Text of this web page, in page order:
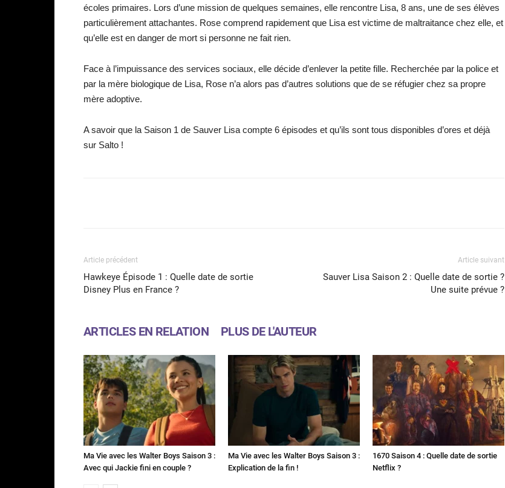
écoles primaires. Lors d’une mission de quelques semaines, elle rencontre Lisa, 8 ans, une de ses élèves
particulièrement attachantes. Rose comprend rapidement que Lisa est victime de maltraitance chez elle, et
qu’elle est en danger de mort si personne ne fait rien.
Face à l’impuissance des services sociaux, elle décide d’enlever la petite fille. Recherchée par la police et
par la mère biologique de Lisa, Rose n’a alors pas d’autres solutions que de se réfugier chez sa propre
mère adoptive.
A savoir que la Saison 1 de Sauver Lisa compte 6 épisodes et qu’ils sont tous disponibles d’ores et déjà
sur Salto !
Article précédent
Hawkeye Épisode 1 : Quelle date de sortie
Disney Plus en France ?
Article suivant
Sauver Lisa Saison 2 : Quelle date de sortie ?
Une suite prévue ?
ARTICLES EN RELATION PLUS DE L'AUTEUR
Ma Vie avec les Walter Boys Saison 3 :
Avec qui Jackie fini en couple ?
Ma Vie avec les Walter Boys Saison 3 :
Explication de la fin !
1670 Saison 4 : Quelle date de sortie
Netflix ?